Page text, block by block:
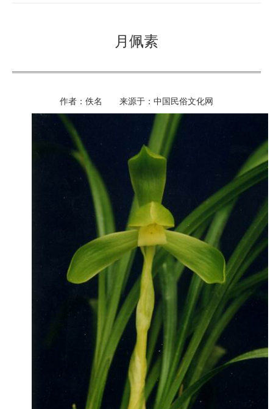
月佩素
作者：佚名 来源于：中国民俗文化网